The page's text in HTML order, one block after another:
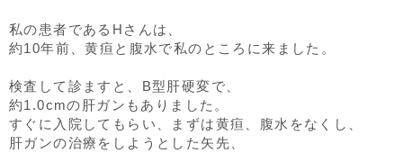
私の患者であるHさんは、
約10年前、黄疸と腹水で私のところに来ました。
検査して診ますと、B型肝硬変で、
約1.0cmの肝ガンもありました。
すぐに入院してもらい、まずは黄疸、腹水をなくし、
肝ガンの治療をしようとした矢先、